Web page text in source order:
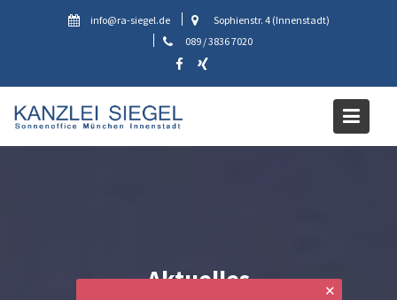
info@ra-siegel.de
Sophienstr. 4 (Innenstadt)
089 / 3836 7020
Aktuelles
✕